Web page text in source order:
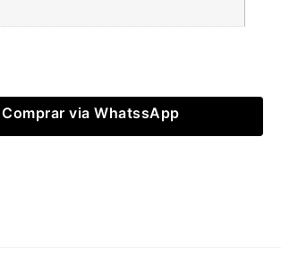
Comprar via WhatssApp